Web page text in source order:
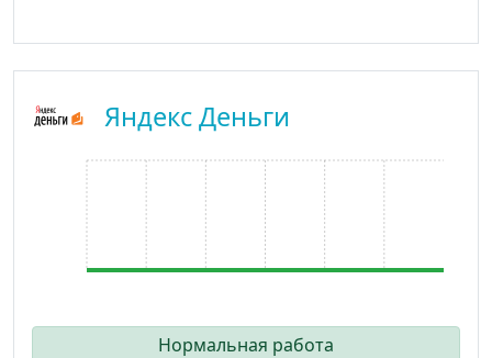
Яндекс Деньги
Нормальная работа